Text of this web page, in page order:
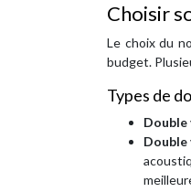
Choisir
Le choix du
budget.
Types de
Double